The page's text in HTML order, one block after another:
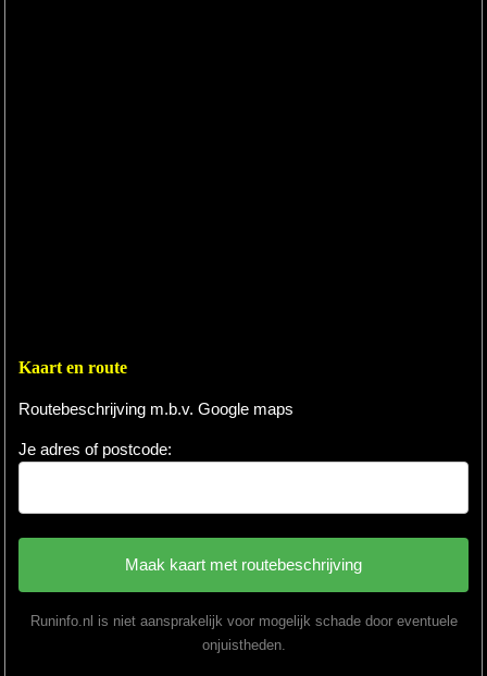
Kaart en route
Routebeschrijving m.b.v. Google maps
Je adres of postcode:
Runinfo.nl is niet aansprakelijk voor mogelijk schade door eventuele
onjuistheden.